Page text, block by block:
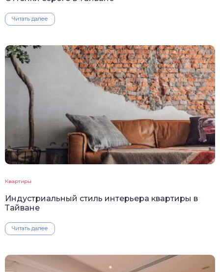
Читать далее
Квартиры
Индустриальный стиль интерьера квартиры в
Тайване
Читать далее